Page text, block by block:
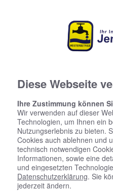
Diese Webseite
Ihre Zustimmung können
Wir verwenden auf dieser
Technologien, um Ihnen ein
Nutzungserlebnis zu bieten.
Cookies auch ablehnen und
technisch notwendigen
Informationen, sowie eine
und eingesetzten
Datenschutzerklärung. Sie
jederzeit ändern.